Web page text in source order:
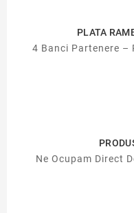
PLATA
4 Banci Partenere –
Ne Ocupam Direct